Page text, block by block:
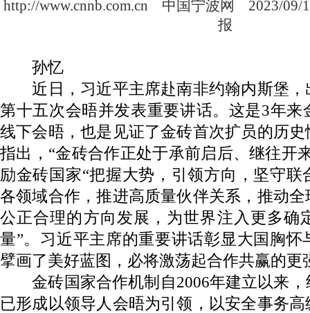
http://www.cnnb.com.cn 中国宁波网
2023/09/
报
孙忆
近日，习近平主席赴南非约翰内斯堡，
第十五次会晤并发表重要讲话。这是3年来
线下会晤，也是见证了金砖首次扩员的历
指出，“金砖合作正处于承前启后、继往开
励金砖国家“把握大势，引领方向，坚守联
各领域合作，推进高质量伙伴关系，推动
公正合理的方向发展，为世界注入更多确
量”。习近平主席的重要讲话彰显大国胸怀
擘画了美好蓝图，必将激荡起合作共赢的更
金砖国家合作机制自2006年建立以来，
已形成以领导人会晤为引领，以安全事务